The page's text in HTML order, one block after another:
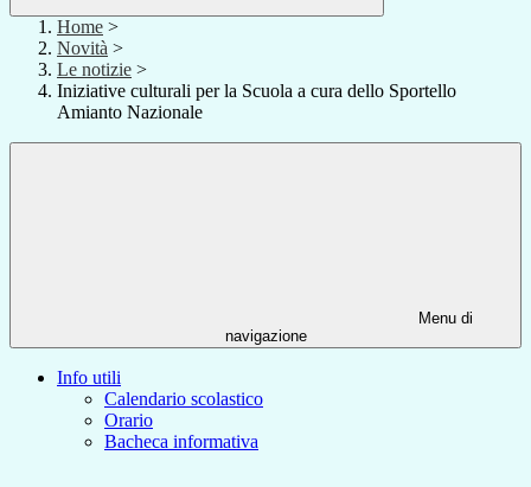
Home >
Novità >
Le notizie >
Iniziative culturali per la Scuola a cura dello Sportello
Amianto Nazionale
Menu di
navigazione
Info utili
Calendario scolastico
Orario
Bacheca informativa